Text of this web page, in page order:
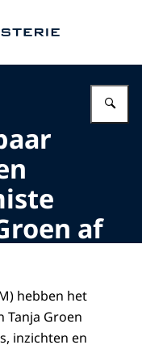
af
hebben het
Tanja Groen
inzichten en